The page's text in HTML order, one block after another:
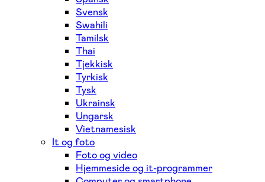
Svensk
Swahili
Tamilsk
Thai
Tjekkisk
Tyrkisk
Tysk
Ukrainsk
Ungarsk
Vietnamesisk
It og foto
Foto og video
Hjemmeside og it-programmer